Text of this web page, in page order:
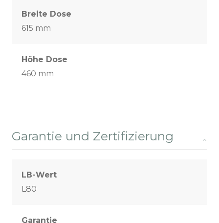
Breite Dose
615 mm
Höhe Dose
460 mm
Garantie und Zertifizierung
LB-Wert
L80
Garantie